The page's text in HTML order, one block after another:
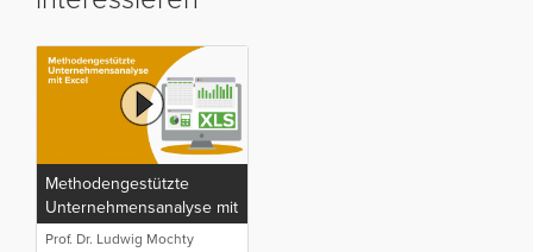
Methodengestützte
Unternehmensanalyse mit
Excel
Prof. Dr. Ludwig Mochty